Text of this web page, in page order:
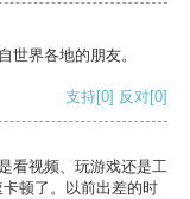
世界各地的朋友。
支持[0] 反对[0]
看视频、玩游戏还是工
顿了。以前出差的时